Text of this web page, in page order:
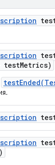
testMetrics)